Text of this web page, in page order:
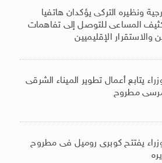
ونظيره التركى يؤكدان هاتفيا
المساعى للتوصل إلى تفاهمات
والاستقرار الإقليميين
يتابع أعمال تطوير الميناء الشرقى
مطروح
يفتتح كوبرى روميل فى مطروح